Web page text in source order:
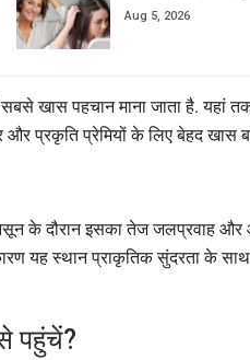
Aug 5, 2026
खास पहचान माना जाता है. यहां
प्रकृति प्रेमियों के लिए बेहद खास
के दौरान इसका तेज जलप्रवाह और
यह स्थान प्राकृतिक सुंदरता के
पहुंचें?